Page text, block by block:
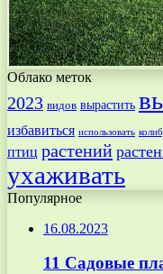
Облако меток
2023 видов вырастить
избавиться использовать
птиц растений
ухаживать
Популярное
16.08.2023
11 Садовые